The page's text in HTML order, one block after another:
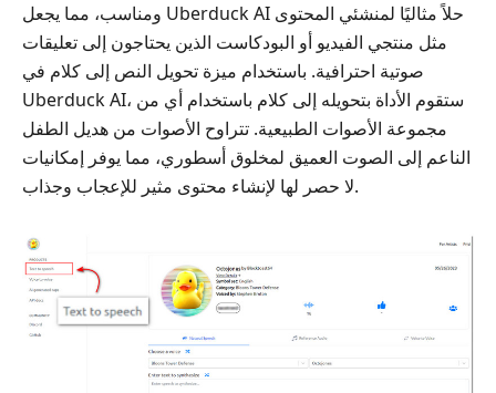
ومناسب، مما يجعل Uberduck AI حلاً مثاليًا لمنشئي المحتوى
مثل منتجي الفيديو أو البودكاست الذين يحتاجون إلى تعليقات
صوتية احترافية. باستخدام ميزة تحويل النص إلى كلام في
Uberduck AI، ستقوم الأداة بتحويله إلى كلام باستخدام أي من
مجموعة الأصوات الطبيعية. تتراوح الأصوات من هديل الطفل
الناعم إلى الصوت العميق لمخلوق أسطوري، مما يوفر إمكانيات
لا حصر لها لإنشاء محتوى مثير للإعجاب وجذاب.